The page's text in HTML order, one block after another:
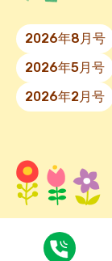
2026年8月号
2026年5月号
2026年2月号